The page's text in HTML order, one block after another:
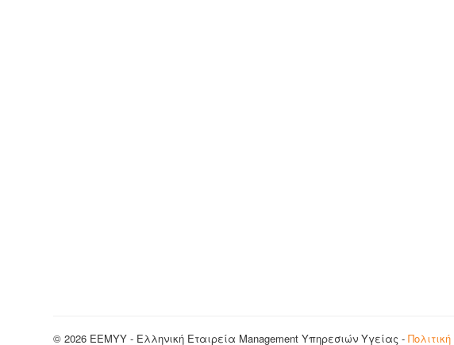
© 2026 EEMYY - Ελληνική Εταιρεία Management Υπηρεσιών Υγείας -